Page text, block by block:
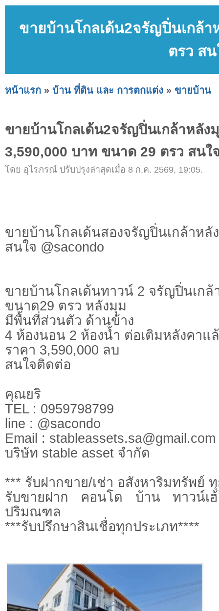
ขายบ้านโกลเด้น2จรัญปิ่นเกล้า
ตรว ส
หน้าแรก » บ้าน ที่ดิน และ การตกแต่ง » ขายบ้าน
ขายบ้านโกลเด้น2จรัญปิ่นเกล้าหลัง
3,590,000 บาท ขนาด 29 ตรว สนใ
โดย อุไรภรณ์ ปรับปรุงล่าสุดเมื่อ 8 ก.ค. 2569, 19:05.
ขายบ้านโกลเด้นสองจรัญปิ่นเกล้าห
สนใจ @sacondo
ขายบ้านโกลเด้นทาวน์ 2 จรัญปิ่นเกล้
ขนาด29 ตรว หลังมุม
มีพื้นที่ส่วนตัว ด้านข้าง
4 ห้องนอน 2 ห้องน้ำ ต่อเติมหลังคาแ
ราคา 3,590,000 ลบ
สนใจติดต่อ
คุณยริ
TEL : 0959798799
line : @sacondo
Email : stableassets.sa@gmail.com
บริษัท stable asset จำกัด
*** รับฝากขาย/เช่า อสังหาริมทรัพย์
รับขายฝาก คอนโด บ้าน ทาวน์เฮ้
ปริมณฑล
***รับปรึกษาสินเชื่อทุกประเภท****